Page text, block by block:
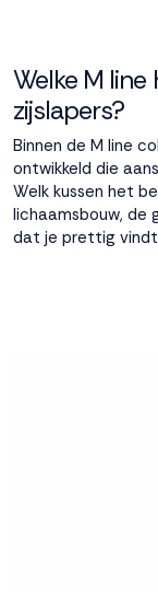
Welke M
zijslapers?
Binnen de M line
ontwikkeld die
Welk kussen het
lichaamsbouw, de
dat je prettig